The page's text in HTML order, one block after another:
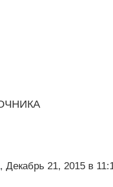
, Декабрь 21, 2015 в